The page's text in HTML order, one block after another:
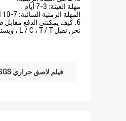
مهلة العينة: 3-7 أيام
المهلة الزمنية السائبة: 7-10 أيام (يعتمد على كمية الطلب)
6. كيف يمكنني الدفع مقابل طلبي؟
نحن نقبل L / C ، T / T ، ويسترن يونيون ، باي بال.
فيلم لاصق حراري SGS